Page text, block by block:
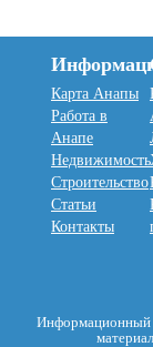
Карта Анапы
Работа в
Анапе
Недвижимость
Строительство
Статьи
Контакты
Информационный